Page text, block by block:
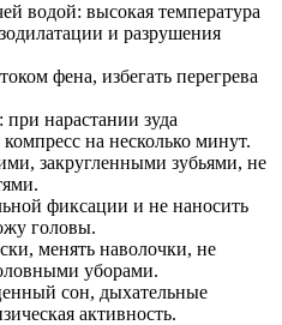
водой: высокая температура
и разрушения
фена, избегать перегрева
при нарастании зуда
на несколько минут.
закругленными зубьями, не
фиксации и не наносить
головы.
менять наволочки, не
уборами.
сон, дыхательные
активность.